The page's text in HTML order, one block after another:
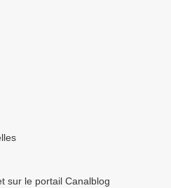
sur le portail Canalblog